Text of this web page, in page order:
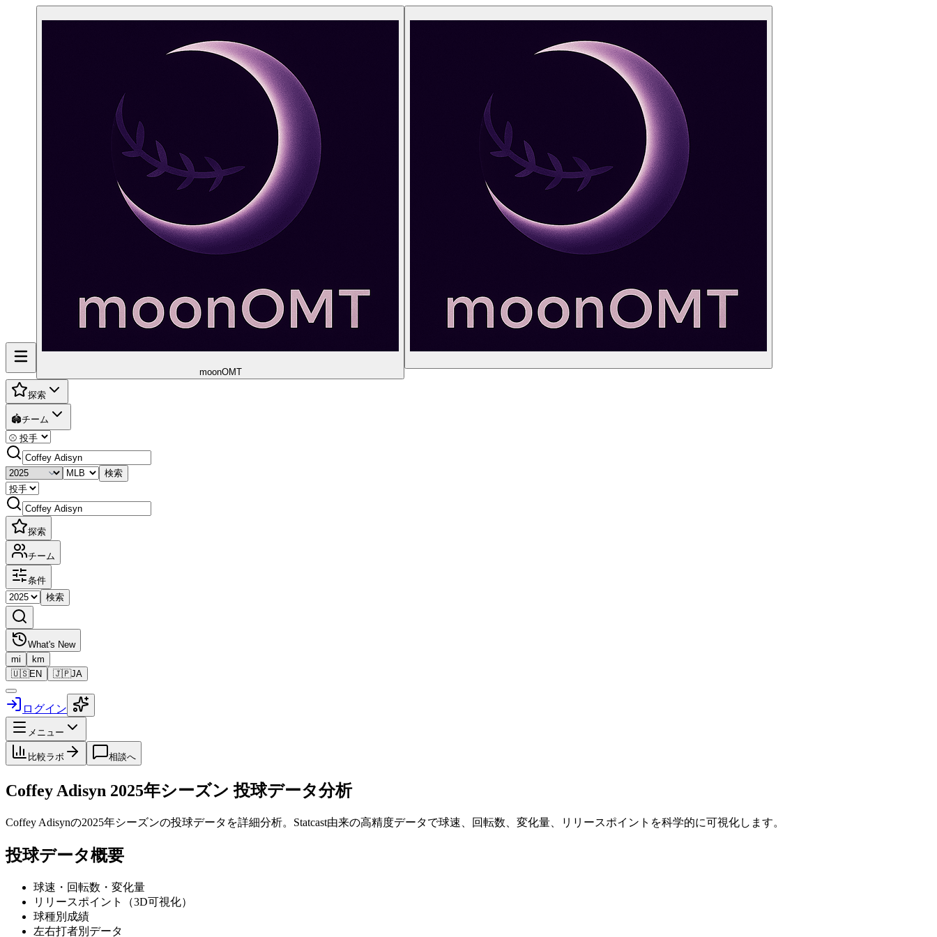
moonOMT
探索
🏟️チーム
検索
探索
チーム
条件
検索
What's New
mi
km
🇺🇸EN 🇯🇵JA
ログイン
メニュー
比較ラボ 相談へ
Coffey Adisyn 2025年シーズン 投球データ分析
Coffey Adisynの2025年シーズンの投球データを詳細分析。Statcast由来の高精度データで球速、回転数、変化量、リリースポイントを科学的に可視化します。
投球データ概要
球速・回転数・変化量
リリースポイント（3D可視化）
球種別成績
左右打者別データ